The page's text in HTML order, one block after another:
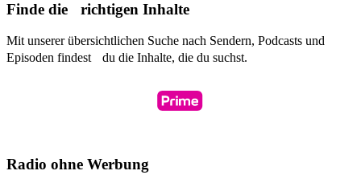
Finde die richtigen Inhalte
Mit unserer übersichtlichen Suche nach Sendern, Podcasts und
Episoden findest du die Inhalte, die du suchst.
Radio ohne Werbung